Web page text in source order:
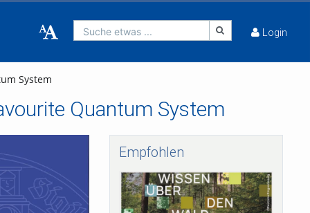
Suche etwas ... Login
System
Quantum System
Empfohlen